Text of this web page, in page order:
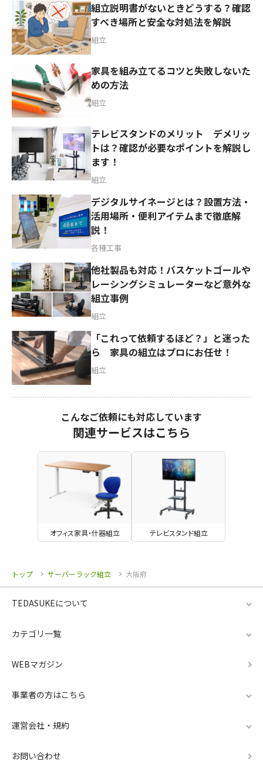
組立説明書がないときどうする？確認
すべき場所と安全な対処法を解説
組立
家具を組み立てるコツと失敗しないた
めの方法
組立
テレビスタンドのメリット デメリッ
トは？確認が必要なポイントを解説し
ます！
組立
デジタルサイネージとは？設置方法・
活用場所・便利アイテムまで徹底解
説！
各種工事
他社製品も対応！バスケットゴールや
レーシングシミュレーターなど意外な
組立事例
組立
「これって依頼するほど？」と迷った
ら 家具の組立はプロにお任せ！
組立
こんなご依頼にも対応しています
関連サービスはこちら
オフィス家具・什器組立 テレビスタンド組立
トップ サーバーラック組立 大阪府
TEDASUKEについて
カテゴリ一覧
WEBマガジン
事業者の方はこちら
運営会社・規約
お問い合わせ